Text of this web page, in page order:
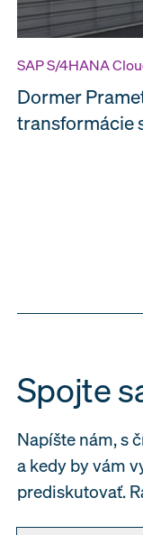
SAP S/4HANA
Dormer
transformácie
Spojte
Napíšte nám, s
a kedy by vám
prediskutovať.